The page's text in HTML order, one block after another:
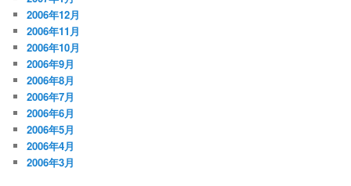
2006年12月
2006年11月
2006年10月
2006年9月
2006年8月
2006年7月
2006年6月
2006年5月
2006年4月
2006年3月